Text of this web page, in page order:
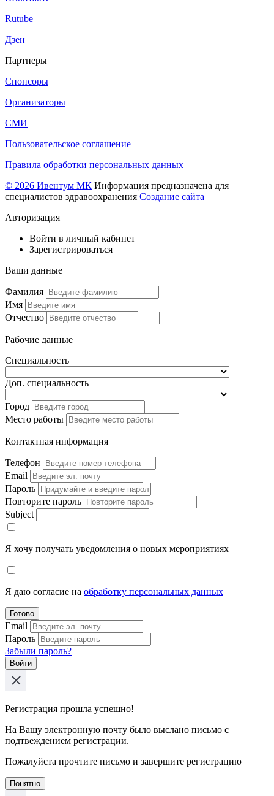
Rutube
Дзен
Партнеры
Спонсоры
Организаторы
СМИ
Пользовательское соглашение
Правила обработки персональных данных
© 2026 Ивентум МК Информация предназначена для
специалистов здравоохранения Создание сайта
Авторизация
Войти в личный кабинет
Зарегистрироваться
Ваши данные
Фамилия
Имя
Отчество
Рабочие данные
Специальность
Доп. специальность
Город
Место работы
Контактная информация
Телефон
Email
Пароль
Повторите пароль
Subject
Я хочу получать уведомления о новых мероприятиях
Я даю согласие на обработку персональных данных
Готово
Email
Пароль
Забыли пароль?
Войти
Регистрация прошла успешно!
На Вашу электронную почту было выслано письмо с
подтвеждением регистрации.
Пожалуйста прочтите письмо и завершите регистрацию
Понятно